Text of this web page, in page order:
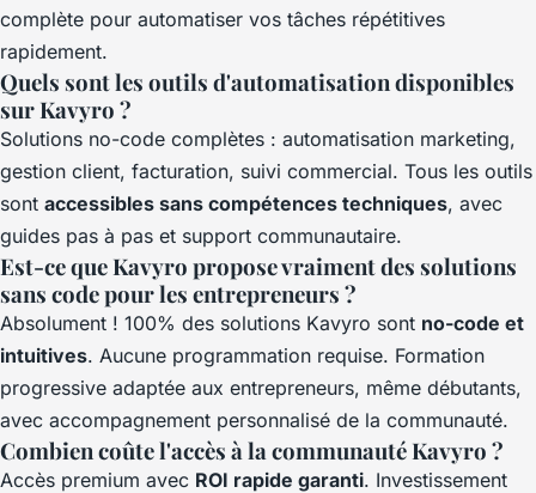
complète pour automatiser vos tâches répétitives
rapidement.
Quels sont les outils d'automatisation disponibles
sur Kavyro ?
Solutions no-code complètes : automatisation marketing,
gestion client, facturation, suivi commercial. Tous les outils
sont accessibles sans compétences techniques, avec
guides pas à pas et support communautaire.
Est-ce que Kavyro propose vraiment des solutions
sans code pour les entrepreneurs ?
Absolument ! 100% des solutions Kavyro sont no-code et
intuitives. Aucune programmation requise. Formation
progressive adaptée aux entrepreneurs, même débutants,
avec accompagnement personnalisé de la communauté.
Combien coûte l'accès à la communauté Kavyro ?
Accès premium avec ROI rapide garanti. Investissement